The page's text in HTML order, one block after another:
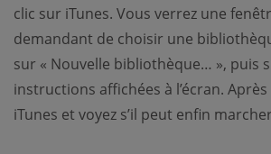
clic sur iTunes. Vous verrez une
demandant de choisir une
sur « Nouvelle bibliothèque… », puis
instructions affichées à l’écran.
iTunes et voyez s’il peut enfin